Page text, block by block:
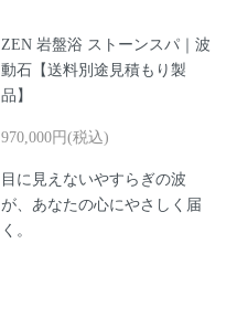
ZEN 岩盤浴 ストーンスパ｜波
動石【送料別途見積もり製
品】
970,000円(税込)
目に見えないやすらぎの波
が、あなたの心にやさしく届
く。